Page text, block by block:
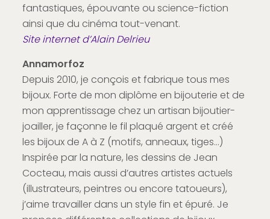
fantastiques, épouvante ou science-fiction
ainsi que du cinéma tout-venant.
Site internet d’Alain Delrieu
Annamorfoz
Depuis 2010, je conçois et fabrique tous mes
bijoux. Forte de mon diplôme en bijouterie et de
mon apprentissage chez un artisan bijoutier-
joailler, je façonne le fil plaqué argent et créé
les bijoux de A à Z (motifs, anneaux, tiges…)
Inspirée par la nature, les dessins de Jean
Cocteau, mais aussi d’autres artistes actuels
(illustrateurs, peintres ou encore tatoueurs),
j’aime travailler dans un style fin et épuré. Je